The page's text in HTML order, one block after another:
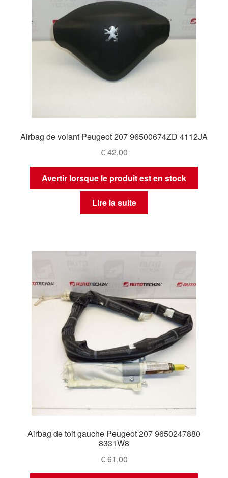
Airbag de volant Peugeot 207 96500674ZD 4112JA
€42,00
Avertir lorsque le produit est en stock
Lire la suite
Airbag de toit gauche Peugeot 207 9650247880
8331W8
€61,00